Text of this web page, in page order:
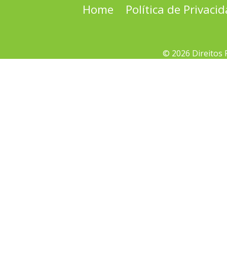
Home Política de
© 2026 Direitos